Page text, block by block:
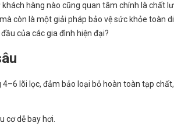
hàng nào cũng quan tâm chính là chất
còn là một giải pháp bảo vệ sức khỏe toàn
của các gia đình hiện đại?
lõi lọc, đảm bảo loại bỏ hoàn toàn tạp
cơ dễ bay hơi.